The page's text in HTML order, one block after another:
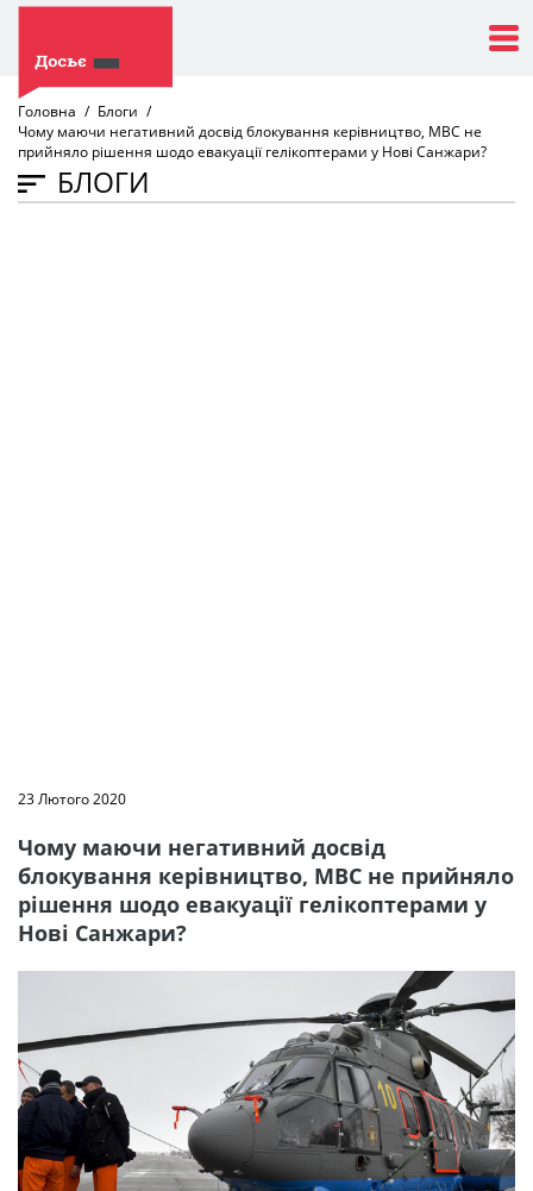
Головна
Блоги
Чому маючи негативний досвід блокування керівництво, МВС не
прийняло рішення шодо евакуації гелікоптерами у Нові Санжари?
БЛОГИ
23 Лютого 2020
Чому маючи негативний досвід
блокування керівництво, МВС не прийняло
рішення шодо евакуації гелікоптерами у
Нові Санжари?